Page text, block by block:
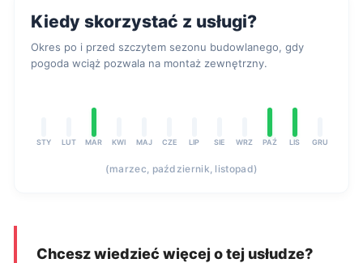
Kiedy skorzystać z usługi?
Okres po i przed szczytem sezonu budowlanego, gdy
pogoda wciąż pozwala na montaż zewnętrzny.
STY LUT MAR KWI MAJ CZE LIP SIE WRZ PAŹ LIS GRU
(marzec, październik, listopad)
Chcesz wiedzieć więcej o tej usłudze?